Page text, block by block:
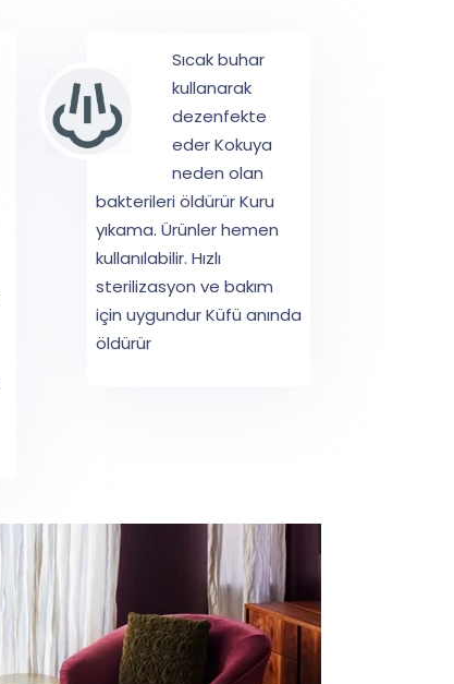
Sıcak buhar
kullanarak
dezenfekte
eder Kokuya
neden olan
bakterileri öldürür Kuru
yıkama. Ürünler hemen
kullanılabilir. Hızlı
sterilizasyon ve bakım
için uygundur Küfü anında
öldürür